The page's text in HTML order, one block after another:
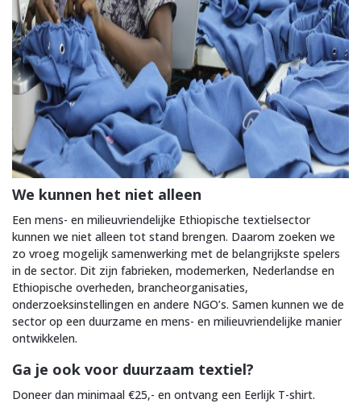
We kunnen het niet alleen
Een mens- en milieuvriendelijke Ethiopische textielsector
kunnen we niet alleen tot stand brengen. Daarom zoeken we
zo vroeg mogelijk samenwerking met de belangrijkste spelers
in de sector. Dit zijn fabrieken, modemerken, Nederlandse en
Ethiopische overheden, brancheorganisaties,
onderzoeksinstellingen en andere NGO’s. Samen kunnen we de
sector op een duurzame en mens- en milieuvriendelijke manier
ontwikkelen.
Ga je ook voor duurzaam textiel?
Doneer dan minimaal €25,- en ontvang een Eerlijk T-shirt.